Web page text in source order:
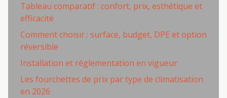
Tableau comparatif : confort, prix, esthétique et
efficacité
Comment choisir : surface, budget, DPE et option
réversible
Installation et réglementation en vigueur
Les fourchettes de prix par type de climatisation
en 2026